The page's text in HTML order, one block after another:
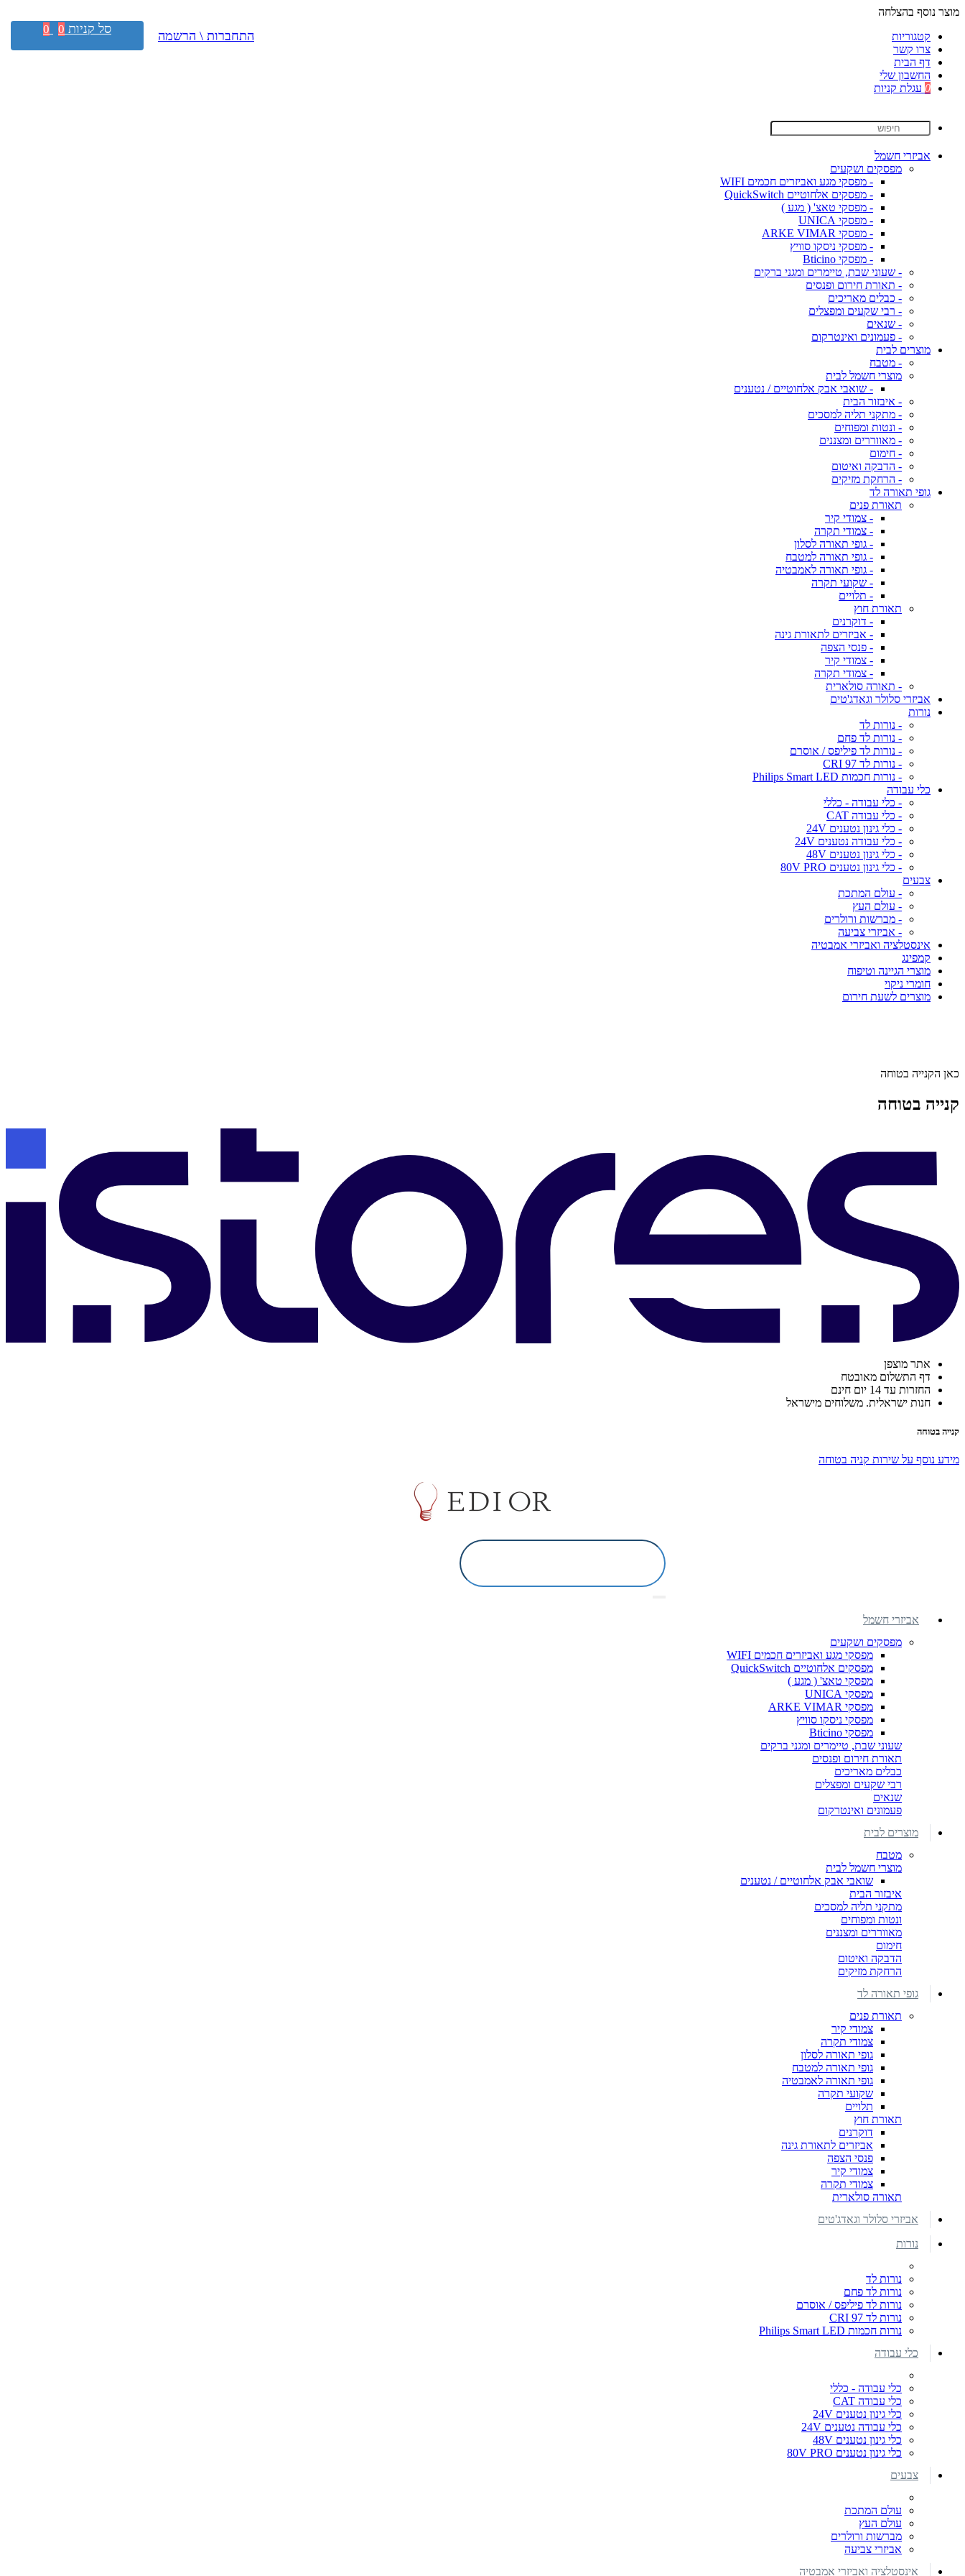
מוצר נוסף בהצלחה
קטגוריות
צרו קשר
דף הבית
החשבון שלי
0 עגלת קניות
אביזרי חשמל
מפסקים ושקעים
- מפסקי מגע ואביזרים חכמים WIFI
- מפסקים אלחוטיים QuickSwitch
- מפסקי טאצ' ( מגע )
- מפסקי UNICA
- מפסקי ARKE VIMAR
- מפסקי ניסקו סוויץ
- מפסקי Bticino
- שעוני שבת, טיימרים ומגני ברקים
- תאורת חירום ופנסים
- כבלים מאריכים
- רבי שקעים ומפצלים
- שנאים
- פעמונים ואינטרקום
מוצרים לבית
- מטבח
מוצרי חשמל לבית
- שואבי אבק אלחוטיים / נטענים
- איבזור הבית
- מתקני תליה למסכים
- ונטות ומפוחים
- מאווררים ומצננים
- חימום
- הדבקה ואיטום
- הרחקת מזיקים
גופי תאורה לד
תאורת פנים
- צמודי קיר
- צמודי תקרה
- גופי תאורה לסלון
- גופי תאורה למטבח
- גופי תאורה לאמבטיה
- שקועי תקרה
- תלויים
תאורת חוץ
- דוקרנים
- אביזרים לתאורת גינה
- פנסי הצפה
- צמודי קיר
- צמודי תקרה
- תאורה סולארית
אביזרי סלולר וגאדג'טים
נורות
- נורות לד
- נורות לד פחם
- נורות לד פיליפס / אוסרם
- נורות לד CRI 97
- נורות חכמות Philips Smart LED
כלי עבודה
- כלי עבודה - כללי
- כלי עבודה CAT
- כלי גינון נטענים 24V
- כלי עבודה נטענים 24V
- כלי גינון נטענים 48V
- כלי גינון נטענים 80V PRO
צבעים
- עולם המתכת
- עולם העץ
- מברשות ורולרים
- אביזרי צביעה
אינסטלציה ואביזרי אמבטיה
קמפינג
מוצרי הגיינה וטיפוח
חומרי ניקוי
מוצרים לשעת חירום
כאן הקנייה בטוחה
קנייה בטוחה
אתר מוצפן
דף התשלום מאובטח
החזרות עד 14 יום חינם
חנות ישראלית. משלוחים מישראל
קנייה בטוחה
מידע נוסף על שירות קניה בטוחה
התחברות \ הרשמה סל קניות 0
0
אביזרי חשמל
מפסקים ושקעים
מפסקי מגע ואביזרים חכמים WIFI
מפסקים אלחוטיים QuickSwitch
מפסקי טאצ' ( מגע )
מפסקי UNICA
מפסקי ARKE VIMAR
מפסקי ניסקו סוויץ
מפסקי Bticino
שעוני שבת, טיימרים ומגני ברקים
תאורת חירום ופנסים
כבלים מאריכים
רבי שקעים ומפצלים
שנאים
פעמונים ואינטרקום
מוצרים לבית
מטבח
מוצרי חשמל לבית
שואבי אבק אלחוטיים / נטענים
איבזור הבית
מתקני תליה למסכים
ונטות ומפוחים
מאווררים ומצננים
חימום
הדבקה ואיטום
הרחקת מזיקים
גופי תאורה לד
תאורת פנים
צמודי קיר
צמודי תקרה
גופי תאורה לסלון
גופי תאורה למטבח
גופי תאורה לאמבטיה
שקועי תקרה
תלויים
תאורת חוץ
דוקרנים
אביזרים לתאורת גינה
פנסי הצפה
צמודי קיר
צמודי תקרה
תאורה סולארית
אביזרי סלולר וגאדג'טים
נורות
נורות לד
נורות לד פחם
נורות לד פיליפס / אוסרם
נורות לד CRI 97
נורות חכמות Philips Smart LED
כלי עבודה
כלי עבודה - כללי
כלי עבודה CAT
כלי גינון נטענים 24V
כלי עבודה נטענים 24V
כלי גינון נטענים 48V
כלי גינון נטענים 80V PRO
צבעים
עולם המתכת
עולם העץ
מברשות ורולרים
אביזרי צביעה
אינסטלציה ואביזרי אמבטיה